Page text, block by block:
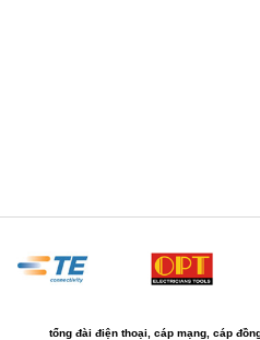
tổng đài điện thoại cáp mạng, cáp